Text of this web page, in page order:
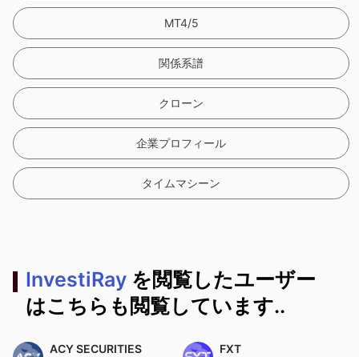
MT4/5
関係系譜
クローン
企業プロフィール
タイムマシーン
InvestiRay を閲覧したユーザー
はこちらも閲覧しています..
ACY SECURITIES FXT